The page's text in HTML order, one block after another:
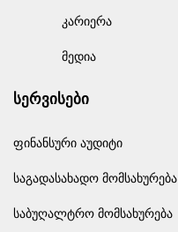
კარიერა
მედია
სერვისები
ფინანსური აუდიტი
საგადასახადო მომსახურება
საბუღალტრო მომსახურება